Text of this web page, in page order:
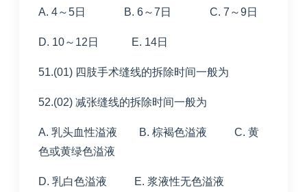
A. 4～5日 B. 6～7日 C. 7～9日
D. 10～12日 E. 14日
51.(01) 四肢手术缝线的拆除时间一般为
52.(02) 减张缝线的拆除时间一般为
A. 乳头血性溢液 B. 棕褐色溢液 C. 黄
色或黄绿色溢液
D. 乳白色溢液 E. 浆液性无色溢液